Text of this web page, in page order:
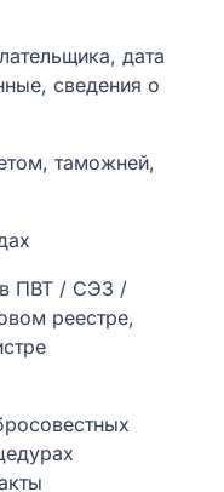
дата
сведения о
таможней,
в ПВТ / СЭЗ /
реестре,